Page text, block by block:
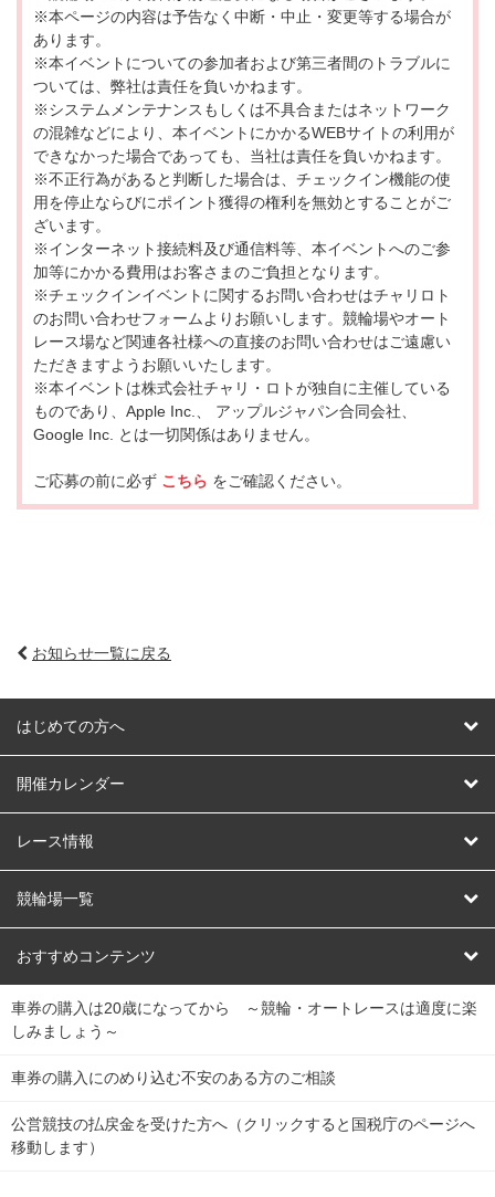
※本ページの内容は予告なく中断・中止・変更等する場合が
あります。
※本イベントについての参加者および第三者間のトラブルに
ついては、弊社は責任を負いかねます。
※システムメンテナンスもしくは不具合またはネットワーク
の混雑などにより、本イベントにかかるWEBサイトの利用が
できなかった場合であっても、当社は責任を負いかねます。
※不正行為があると判断した場合は、チェックイン機能の使
用を停止ならびにポイント獲得の権利を無効とすることがご
ざいます。
※インターネット接続料及び通信料等、本イベントへのご参
加等にかかる費用はお客さまのご負担となります。
※チェックインイベントに関するお問い合わせはチャリロト
のお問い合わせフォームよりお願いします。競輪場やオート
レース場など関連各社様への直接のお問い合わせはご遠慮い
ただきますようお願いいたします。
※本イベントは株式会社チャリ・ロトが独自に主催している
ものであり、Apple Inc.、 アップルジャパン合同会社、
Google Inc. とは一切関係はありません。
ご応募の前に必ず こちら をご確認ください。
お知らせ一覧に戻る
はじめての方へ
はじめての方へ
開催カレンダー
競輪
オートレース
競輪くじ
Dokanto!
チャリロトプラザ
レース情報
レース予想
レース結果
キャリーオーバー一覧
競輪場一覧
北日本 函館競輪場
関
東
弥彦競輪場 前橋競輪場 取手競輪場 宇都宮競輪場
関
東
小田原競輪場
おすすめコンテンツ
競輪選手情報
Perfecta Navi
netkeirin
車券の購入は20歳になってから ～競輪・オートレースは適度に楽
しみましょう～
車券の購入にのめり込む不安のある方のご相談
公営競技の払戻金を受けた方へ（クリックすると国税庁のページへ
移動します）